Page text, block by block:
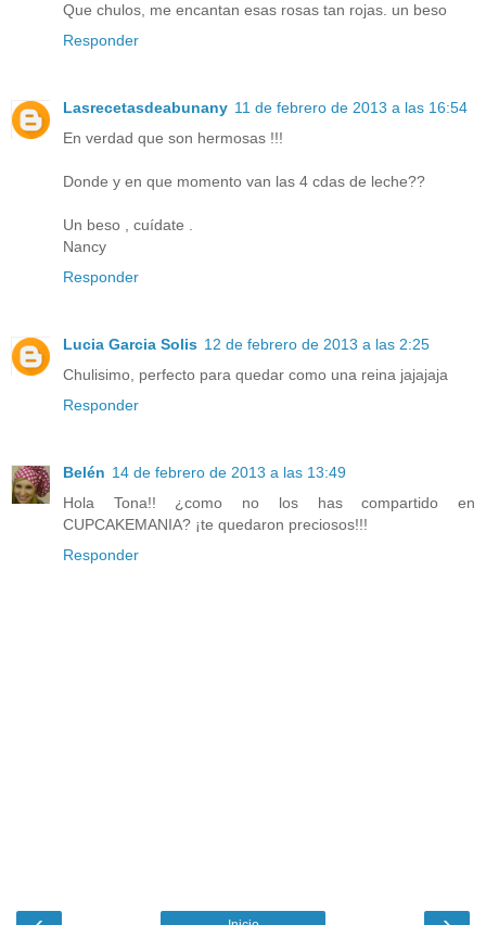
Que chulos, me encantan esas rosas tan rojas. un beso
Responder
Lasrecetasdeabunany 11 de febrero de 2013 a las 16:54
En verdad que son hermosas !!!
Donde y en que momento van las 4 cdas de leche??
Un beso , cuídate .
Nancy
Responder
Lucia Garcia Solis 12 de febrero de 2013 a las 2:25
Chulisimo, perfecto para quedar como una reina jajajaja
Responder
Belén 14 de febrero de 2013 a las 13:49
Hola Tona!! ¿como no los has compartido en
CUPCAKEMANIA? ¡te quedaron preciosos!!!
Responder